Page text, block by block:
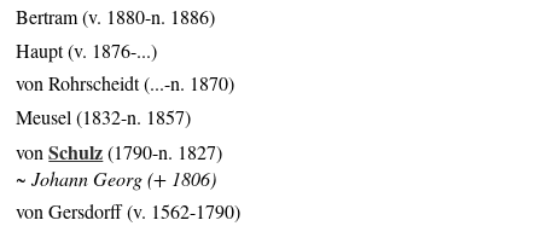
Bertram (v. 1880-n. 1886)
Haupt (v. 1876-...)
von Rohrscheidt (...-n. 1870)
Meusel (1832-n. 1857)
vonSchulz(1790-n. 1827)
~ Johann Georg (+ 1806)
von Gersdorff (v. 1562-1790)